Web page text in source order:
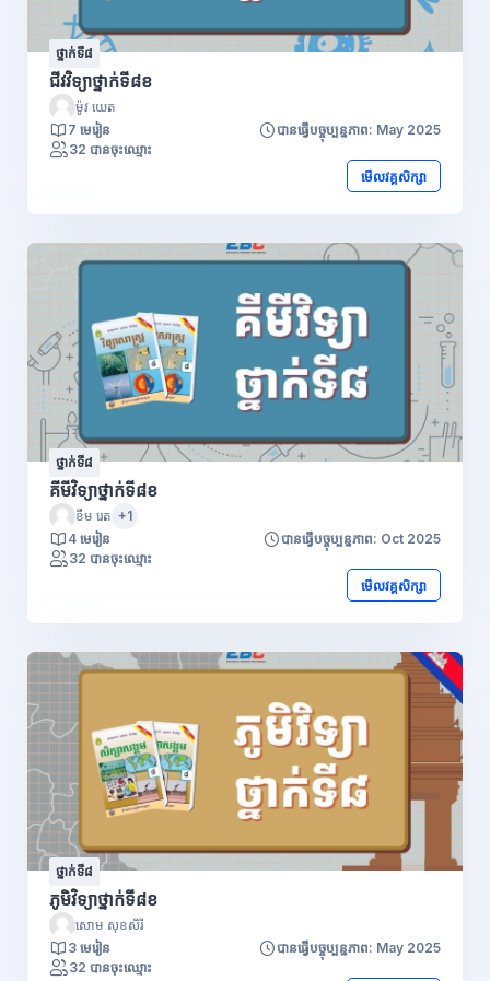
ថ្នាក់ទី៨
ជីវវិទ្យាថ្នាក់ទី៨ខ
ម៉ូវ យេត
7 មេរៀន
បានធ្វើបច្ចុប្បន្នភាព: May 2025
32 បានចុះឈ្មោះ
មើលវគ្គសិក្សា
ថ្នាក់ទី៨
គីមីវិទ្យាថ្នាក់ទី៨ខ
ខឹម រេត +1
4 មេរៀន
បានធ្វើបច្ចុប្បន្នភាព: Oct 2025
32 បានចុះឈ្មោះ
មើលវគ្គសិក្សា
ថ្នាក់ទី៨
ភូមិវិទ្យាថ្នាក់ទី៨ខ
សោម សុខសិរី
3 មេរៀន
បានធ្វើបច្ចុប្បន្នភាព: May 2025
32 បានចុះឈ្មោះ